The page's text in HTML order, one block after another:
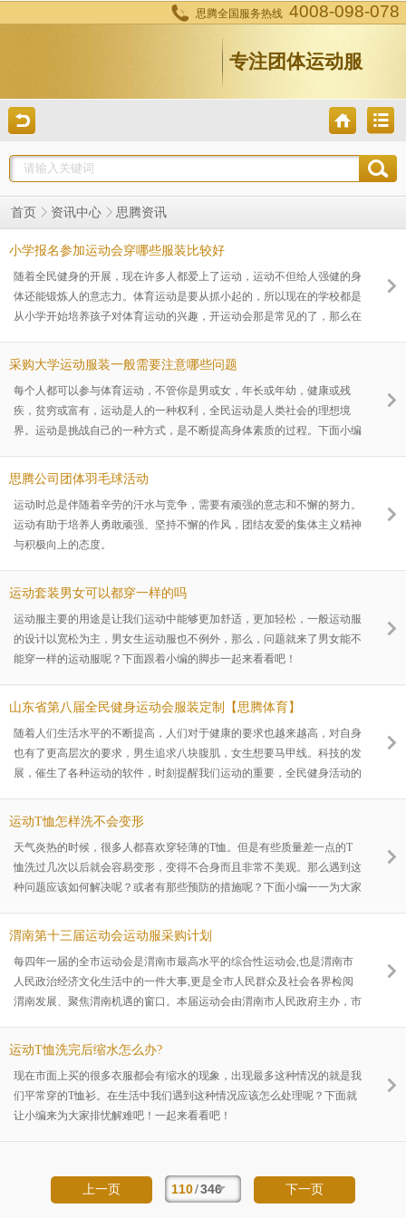
思腾全国服务热线 4008-098-078
专注团体运动服
首页 资讯中心 思腾资讯
小学报名参加运动会穿哪些服装比较好
随着全民健身的开展，现在许多人都爱上了运动，运动不但给人强健的身
体还能锻炼人的意志力。体育运动是要从抓小起的，所以现在的学校都是
从小学开始培养孩子对体育运动的兴趣，开运动会那是常见的了，那么在
采购大学运动服装一般需要注意哪些问题
每个人都可以参与体育运动，不管你是男或女，年长或年幼，健康或残
疾，贫穷或富有，运动是人的一种权利，全民运动是人类社会的理想境
界。运动是挑战自己的一种方式，是不断提高身体素质的过程。下面小编
帮助。
思腾公司团体羽毛球活动
运动时总是伴随着辛劳的汗水与竞争，需要有顽强的意志和不懈的努力。
运动有助于培养人勇敢顽强、坚持不懈的作风，团结友爱的集体主义精神
与积极向上的态度。
运动套装男女可以都穿一样的吗
运动服主要的用途是让我们运动中能够更加舒适，更加轻松，一般运动服
的设计以宽松为主，男女生运动服也不例外，那么，问题就来了男女能不
能穿一样的运动服呢？下面跟着小编的脚步一起来看看吧！
山东省第八届全民健身运动会服装定制【思腾体育】
随着人们生活水平的不断提高，人们对于健康的要求也越来越高，对自身
也有了更高层次的要求，男生追求八块腹肌，女生想要马甲线。科技的发
展，催生了各种运动的软件，时刻提醒我们运动的重要，全民健身活动的
相交流，增强心理层面的积极性，更是我们走向美好生活的见证。下面让
运动T恤怎样洗不会变形
天气炎热的时候，很多人都喜欢穿轻薄的T恤。但是有些质量差一点的T
恤洗过几次以后就会容易变形，变得不合身而且非常不美观。那么遇到这
种问题应该如何解决呢？或者有那些预防的措施呢？下面小编一一为大家
渭南第十三届运动会运动服采购计划
每四年一届的全市运动会是渭南市最高水平的综合性运动会,也是渭南市
人民政治经济文化生活中的一件大事,更是全市人民群众及社会各界检阅
渭南发展、聚焦渭南机遇的窗口。本届运动会由渭南市人民政府主办，市
运动会举行中，运动服的选择是非常重要的，那么在采购运动服上，应该
运动T恤洗完后缩水怎么办?
现在市面上买的很多衣服都会有缩水的现象，出现最多这种情况的就是我
们平常穿的T恤衫。在生活中我们遇到这种情况应该怎么处理呢？下面就
让小编来为大家排忧解难吧！一起来看看吧！
上一页 110/346 下一页